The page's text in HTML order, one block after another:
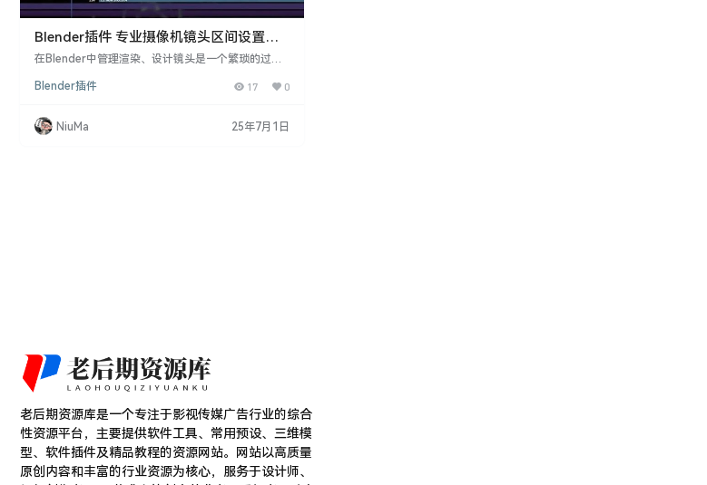
Blender插件 专业摄像机镜头区间设置工
具 Shot Manager Pro v0.7.7
在Blender中管理渲染、设计镜头是一个繁琐的过
得更加高效。这款插件旨在通过保存帧范围、渲染相
同时，它也非常适合将单个时间轴动画拆分为游戏动
画和多摄像机渲染设置。对于前期制作和独立创作者
Blender插件 17 0
NiuMa 25年7月1日
老后期资源库是一个专注于影视传媒广告行业的综合
性资源平台，主要提供软件工具、常用预设、三维模
型、软件插件及精品教程的资源网站。网站以高质量
原创内容和丰富的行业资源为核心，服务于设计师、